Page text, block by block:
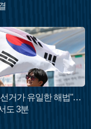
거가 유일한 해법"…
도 3분